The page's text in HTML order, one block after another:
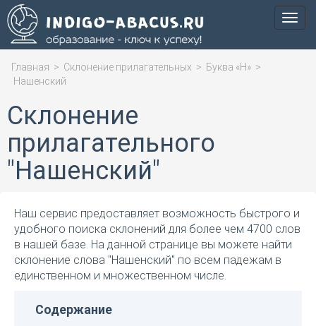
Меню
Главная > Склонение прилагательных > Буква «Н» >
Нашенский
Склонение
прилагательного
"Нашенский"
Наш сервис предоставляет возможность быстрого и
удобного поиска склонений для более чем 4700 слов
в нашей базе. На данной странице вы можете найти
склонение слова "Нашенский" по всем падежам в
единственном и множественном числе.
Содержание